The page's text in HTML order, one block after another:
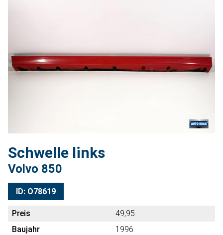
Schwelle links
Volvo 850
ID: O78619
Preis
49,95
Baujahr
1996